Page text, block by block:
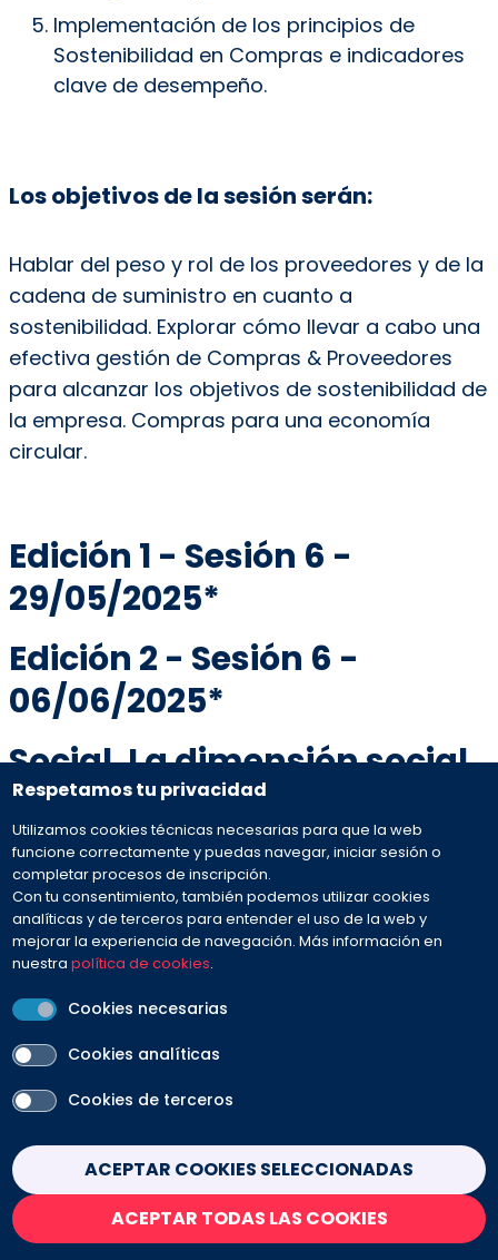
Respetamos tu privacidad
Utilizamos cookies técnicas necesarias para que la web
funcione correctamente y puedas navegar, iniciar sesión o
completar procesos de inscripción.
Con tu consentimiento, también podemos utilizar cookies
analíticas y de terceros para entender el uso de la web y
mejorar la experiencia de navegación. Más información en
nuestrapolítica de cookies.
Cookies necesarias
Cookies analíticas
Cookies de terceros
ACEPTAR COOKIES SELECCIONADAS
ACEPTAR TODAS LAS COOKIES
Withdraw consent
Implementación de los principios de
Sostenibilidad en Compras e indicadores
clave de desempeño.
Los objetivos de la sesión serán:
Hablar del peso y rol de los proveedores y de la
cadena de suministro en cuanto a
sostenibilidad. Explorar cómo llevar a cabo una
efectiva gestión de Compras & Proveedores
para alcanzar los objetivos de sostenibilidad de
la empresa. Compras para una economía
circular.
Edición 1 - Sesión 6 -
29/05/2025*
Edición 2 - Sesión 6 -
06/06/2025*
Social. La dimensión social.
Conjuntamente con expertos del sector salud y
social, esta sesión será dirigida porCarla
Romeu
, experta en el impacto social y
profesora de EADA que trabaja para crear un